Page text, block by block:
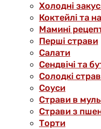
Холодні
Коктейлі та
Мамині
Перші страви
Салати
Сендвічі та
Солодкі
Соуси
Страви в
Страви з
Торти